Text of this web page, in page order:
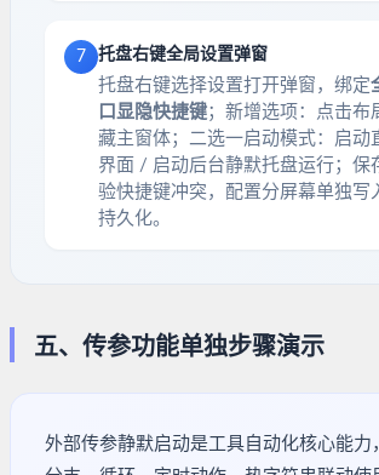
7 托盘右键全局设置弹窗
托盘右键选择设置打开弹窗，绑定
口显隐快捷键；新增选项：点击布
藏主窗体；二选一启动模式：启动
界面 / 启动后台静默托盘运行；保
验快捷键冲突，配置分屏幕单独写
持久化。
五、传参功能单独步骤演示
外部传参静默启动是工具自动化核心能力